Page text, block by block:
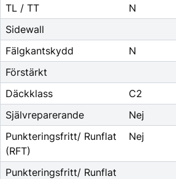
TL / TT
N
Sidewall
Fälgkantskydd
N
Förstärkt
Däckklass
C2
Självreparerande
Nej
Punkteringsfritt/ Runflat
(RFT)
Nej
Punkteringsfritt/ Runflat